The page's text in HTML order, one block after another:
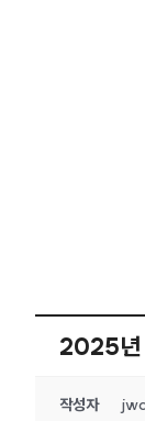
2025년
작성자